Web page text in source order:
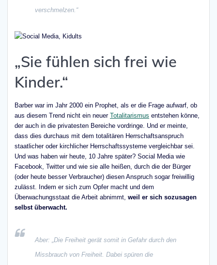
verschmelzen.“
„Sie fühlen sich frei wie
Kinder.“
Barber war im Jahr 2000 ein Prophet, als er die Frage aufwarf, ob
aus diesem Trend nicht ein neuer Totalitarismus entstehen könne,
der auch in die privatesten Bereiche vordringe. Und er meinte,
dass dies durchaus mit dem totalitären Herrschaftsanspruch
staatlicher oder kirchlicher Herrschaftssysteme vergleichbar sei.
Und was haben wir heute, 10 Jahre später? Social Media wie
Facebook, Twitter und wie sie alle heißen, durch die der Bürger
(oder heute besser Verbraucher) diesen Anspruch sogar freiwillig
zulässt. Indem er sich zum Opfer macht und dem
Überwachungsstaat die Arbeit abnimmt, weil er sich sozusagen
selbst überwacht.
Aber: „Die Freiheit gerät somit in Gefahr durch den
Missbrauch von Freiheit. Dabei spüren die